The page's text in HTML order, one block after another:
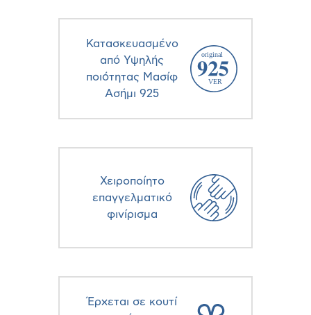
Κατασκευασμένο
από Υψηλής
ποιότητας Μασίφ
Ασήμι 925
Χειροποίητο
επαγγελματικό
φινίρισμα
Έρχεται σε κουτί